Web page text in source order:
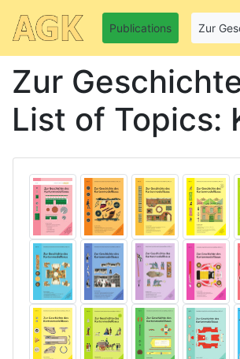
Publications Zur
Zur
List of Topics: